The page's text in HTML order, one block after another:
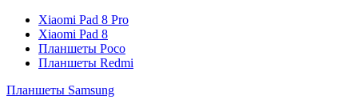
Xiaomi Pad 8 Pro
Xiaomi Pad 8
Планшеты Poco
Планшеты Redmi
Планшеты Samsung